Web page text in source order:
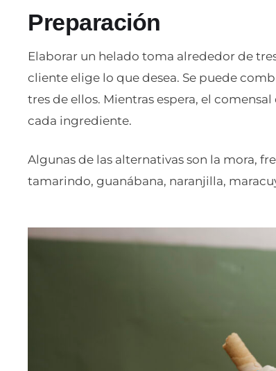
Preparación
Elaborar un helado toma alrededor de
cliente elige lo que desea. Se puede
tres de ellos. Mientras espera, el
cada ingrediente.
Algunas de las alternativas son la mora,
tamarindo, guanábana, naranjilla,